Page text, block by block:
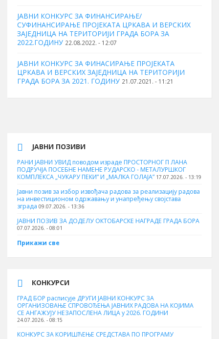
ЈАВНИ КОНКУРС ЗА ФИНАНСИРАЊЕ/
СУФИНАНСИРАЊЕ ПРОЈЕКАТА ЦРКАВА И ВЕРСКИХ
ЗАЈЕДНИЦА НА ТЕРИТОРИЈИ ГРАДА БОРА ЗА
2022.ГОДИНУ 22.08.2022. - 12:07
ЈАВНИ КОНКУРС ЗА ФИНАСИРАЊЕ ПРОЈЕКАТА
ЦРКАВА И ВЕРСКИХ ЗАЈЕДНИЦА НА ТЕРИТОРИЈИ
ГРАДА БОРА ЗА 2021. ГОДИНУ 21.07.2021. - 11:21
ЈАВНИ ПОЗИВИ
РАНИ ЈАВНИ УВИД поводом израде ПРОСТОРНОГ П ЛАНА
ПОДРУЧЈА ПОСЕБНЕ НАМЕНЕ РУДАРСКО - МЕТАЛУРШКОГ
КОМПЛЕКСА „ЧУКАРУ ПЕКИ” И „МАЛКА ГОЛАЈА” 17.07.2026. - 13:19
Јавни позив за избор извођача радова за реализацију радова
на инвестиционом одржавању и унапређењу својстава
зграда 09.07.2026. - 13:36
ЈАВНИ ПОЗИВ ЗА ДОДЕЛУ ОКТOБАРСКЕ НАГРАДЕ ГРАДА БОРА
07.07.2026. - 08:01
Прикажи све
КОНКУРСИ
ГРАД БОР расписује ДРУГИ ЈАВНИ КОНКУРС ЗА
ОРГАНИЗОВАЊЕ СПРОВОЂЕЊА ЈАВНИХ РАДОВА НА КОЈИМА
СЕ АНГАЖУЈУ НЕЗАПОСЛЕНА ЛИЦА у 2026. ГОДИНИ
24.07.2026. - 08:15
КОНКУРС ЗА КОРИШЋЕЊЕ СРЕДСТАВА ПО ПРОГРАМУ